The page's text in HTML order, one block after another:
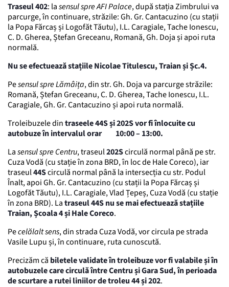
Traseul 402: lasensul spre AFI Palace, după stația Zimbrului va
parcurge, în continuare, străzile: Gh. Gr. Cantacuzino (cu stații
la Popa Fărcaș și Logofăt Tăutu), I.L. Caragiale, Tache Ionescu,
C. D. Gherea, Ștefan Greceanu, Romană, Gh. Doja și apoi ruta
normală.
Nu se efectuează stațiile Nicolae Titulescu, Traian și Șc.4.
Pesensul spre Lămâița, din str. Gh. Doja va parcurge străzile:
Romană, Ștefan Greceanu, C. D. Gherea, Tache Ionescu, I.L.
Caragiale, Gh. Gr. Cantacuzino și apoi ruta normală.
Troleibuzele dintraseele44S și 202S vor fi înlocuite cu
autobuze în intervalul orar 10:00 – 13:00.
Lasensul spre Centru, traseul202Scirculă normal până pe str.
Cuza Vodă (cu stație în zona BRD, în loc de Hale Coreco), iar
traseul44Scirculă normal până la intersecția cu str. Podul
Înalt, apoi Gh. Gr. Cantacuzino (cu stații la Popa Fărcaș și
Logofăt Tăutu), I.L. Caragiale, Vlad Țepeș, Cuza Vodă (cu stație
în zona BRD). Latraseul 44Snu se mai efectuează stațiile
Traian, Școala 4 și Hale Coreco.
Pecelălalt sens, din strada Cuza Vodă, vor circula pe strada
Vasile Lupu și, în continuare, ruta cunoscută.
Precizăm că biletele validate în troleibuze vor fi valabile și în
autobuzele care circulă între Centru și Gara Sud, în perioada
de scurtare a rutei liniilor de troleu44 și 202.